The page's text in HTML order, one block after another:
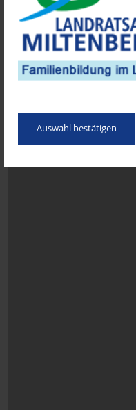
Auswahl bestätigen
Zuschuss bei der
Lebensjahr des Kindes